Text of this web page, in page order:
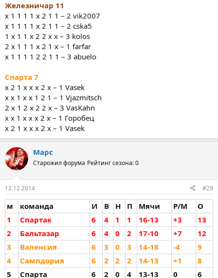
Железничар 11
x 1 1 1 1 x 2 1 1 – 2 vik2007
x 1 1 1 1 x 2 1 1 – 2 cska5
1 x 1 1 x 2 2 x x – 3 kolos
2 x 1 1 1 x 2 1 x – 1 farfar
x 1 1 1 1 2 2 1 1 – 3 abuelo
Спарта 7
x 2 1 x x x 2 x – 1 Vasek
х х 1 х х 1 2 1 – 1 Vjazmitsch
2 х 1 2 х 2 2 х – 3 VasKahn
х х 1 х х х 2 х – 1 Горобец
x 2 1 x x x 2 x – 1 Vasek
Марс
Старожил форума Рейтинг сезона: 0
12.12.2014 #29
м команда И В Н П Мячи Р/М
О
1
Спартак 6 4 1 1 16-13 +3
13
2
Бальтазар 6 4 0 2 17-10 +7
12
3
Валенсия 6 3 0 3 14-18 -4
9
4
Сампдория 6 2 2 2 14-13 +1
8
5
Спарта 6 2 0 4 13-13 0
6